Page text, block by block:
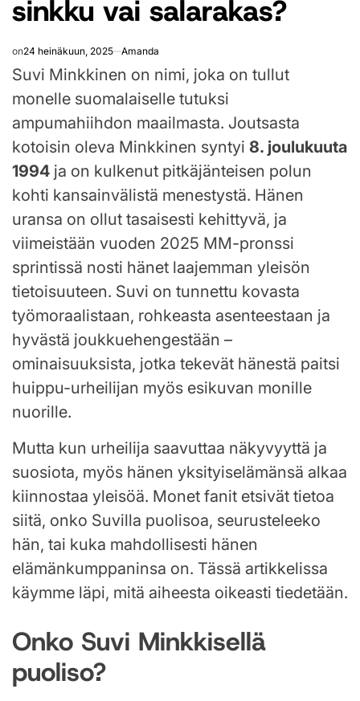
sinkku vai salarakas?
on24 heinäkuun, 2025 Amanda
Suvi Minkkinen on nimi, joka on tullut
monelle suomalaiselle tutuksi
ampumahiihdon maailmasta. Joutsasta
kotoisin oleva Minkkinen syntyi 8. joulukuuta
1994 ja on kulkenut pitkäjänteisen polun
kohti kansainvälistä menestystä. Hänen
uransa on ollut tasaisesti kehittyvä, ja
viimeistään vuoden 2025 MM-pronssi
sprintissä nosti hänet laajemman yleisön
tietoisuuteen. Suvi on tunnettu kovasta
työmoraalistaan, rohkeasta asenteestaan ja
hyvästä joukkuehengestään –
ominaisuuksista, jotka tekevät hänestä paitsi
huippu-urheilijan myös esikuvan monille
nuorille.
Mutta kun urheilija saavuttaa näkyvyyttä ja
suosiota, myös hänen yksityiselämänsä alkaa
kiinnostaa yleisöä. Monet fanit etsivät tietoa
siitä, onko Suvilla puolisoa, seurusteleeko
hän, tai kuka mahdollisesti hänen
elämänkumppaninsa on. Tässä artikkelissa
käymme läpi, mitä aiheesta oikeasti tiedetään.
Onko Suvi Minkkisellä
puoliso?